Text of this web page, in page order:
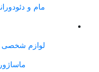
مام و
لوازم شخصی
ماساژور